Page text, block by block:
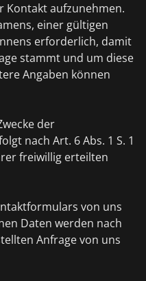
Kontakt aufzunehmen.
einer gültigen
erforderlich, damit
stammt und um diese
Angaben können
der
nach Art. 6 Abs. 1 S. 1
freiwillig erteilten
von uns
Daten werden nach
Anfrage von uns